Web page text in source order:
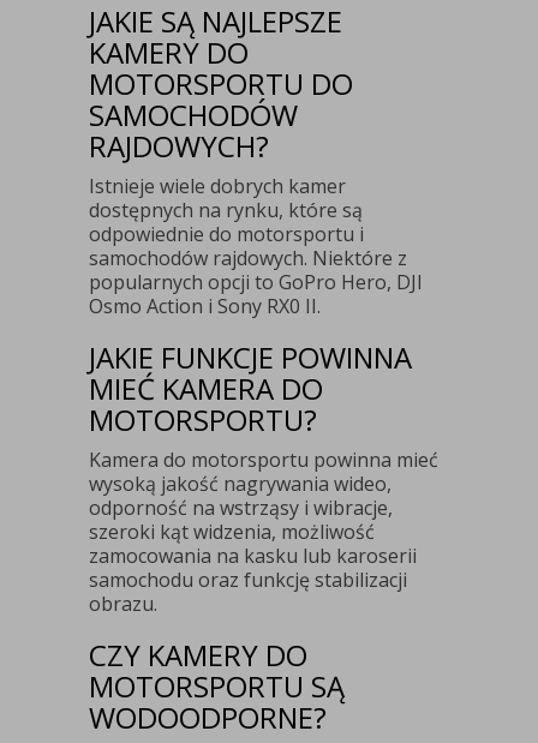
JAKIE SĄ NAJLEPSZE
KAMERY DO
MOTORSPORTU DO
SAMOCHODÓW
RAJDOWYCH?
Istnieje wiele dobrych kamer
dostępnych na rynku, które są
odpowiednie do motorsportu i
samochodów rajdowych. Niektóre z
popularnych opcji to GoPro Hero, DJI
Osmo Action i Sony RX0 II.
JAKIE FUNKCJE POWINNA
MIEĆ KAMERA DO
MOTORSPORTU?
Kamera do motorsportu powinna mieć
wysoką jakość nagrywania wideo,
odporność na wstrząsy i wibracje,
szeroki kąt widzenia, możliwość
zamocowania na kasku lub karoserii
samochodu oraz funkcję stabilizacji
obrazu.
CZY KAMERY DO
MOTORSPORTU SĄ
WODOODPORNE?